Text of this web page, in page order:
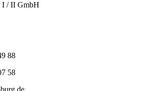
I / II GmbH
88
58